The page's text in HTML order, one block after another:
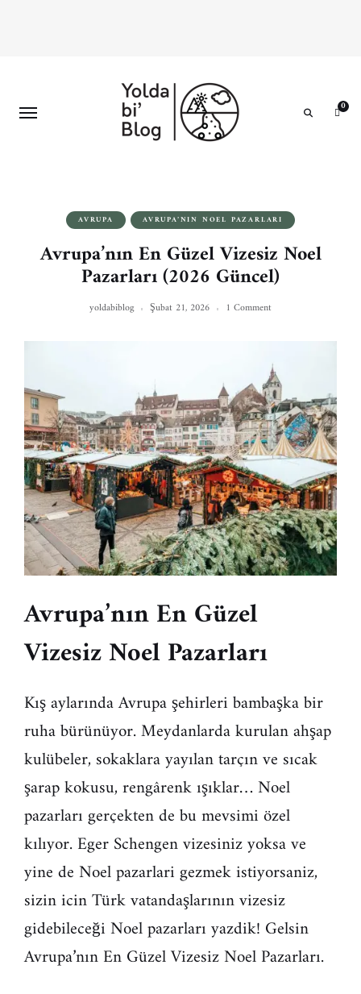
0
AVRUPA AVRUPA’NIN NOEL PAZARLARI
Avrupa’nın En Güzel Vizesiz Noel
Pazarları (2026 Güncel)
yoldabiblog Şubat 21, 2026 1 Comment
Avrupa’nın En Güzel
Vizesiz Noel Pazarları
Kış aylarında Avrupa şehirleri bambaşka bir
ruha bürünüyor. Meydanlarda kurulan ahşap
kulübeler, sokaklara yayılan tarçın ve sıcak
şarap kokusu, rengârenk ışıklar… Noel
pazarları gerçekten de bu mevsimi özel
kılıyor. Eger Schengen vizesiniz yoksa ve
yine de Noel pazarlari gezmek istiyorsaniz,
sizin icin Türk vatandaşlarının vizesiz
gidebileceği Noel pazarları yazdik! Gelsin
Avrupa’nın En Güzel Vizesiz Noel Pazarları.